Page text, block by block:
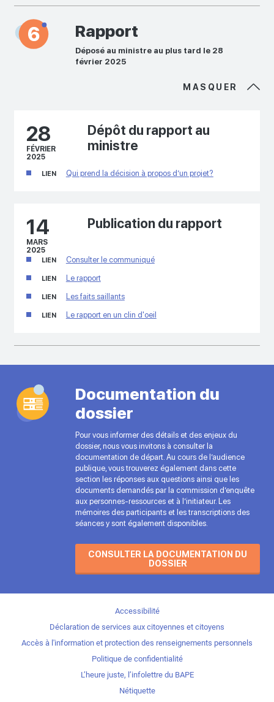
Rapport
Déposé au ministre au plus tard le 28
février 2025
MASQUER
28
FÉVRIER
2025
Dépôt du rapport au
ministre
LIEN Qui prend la décision à propos d’un projet?
14
MARS
2025
Publication du rapport
LIEN Consulter le communiqué
LIEN Le rapport
LIEN Les faits saillants
LIEN Le rapport en un clin d'oeil
Documentation du
dossier
Pour vous informer des détails et des enjeux du
dossier, nous vous invitons à consulter la
documentation de départ. Au cours de l’audience
publique, vous trouverez également dans cette
section les réponses aux questions ainsi que les
documents demandés par la commission d’enquête
aux personnes-ressources et à l’initiateur. Les
mémoires des participants et les transcriptions des
séances y sont également disponibles.
CONSULTER LA DOCUMENTATION DU
DOSSIER
Accessibilité
Déclaration de services aux citoyennes et citoyens
Accès à l'information et protection des renseignements personnels
Politique de confidentialité
L’heure juste, l’infolettre du BAPE
Nétiquette